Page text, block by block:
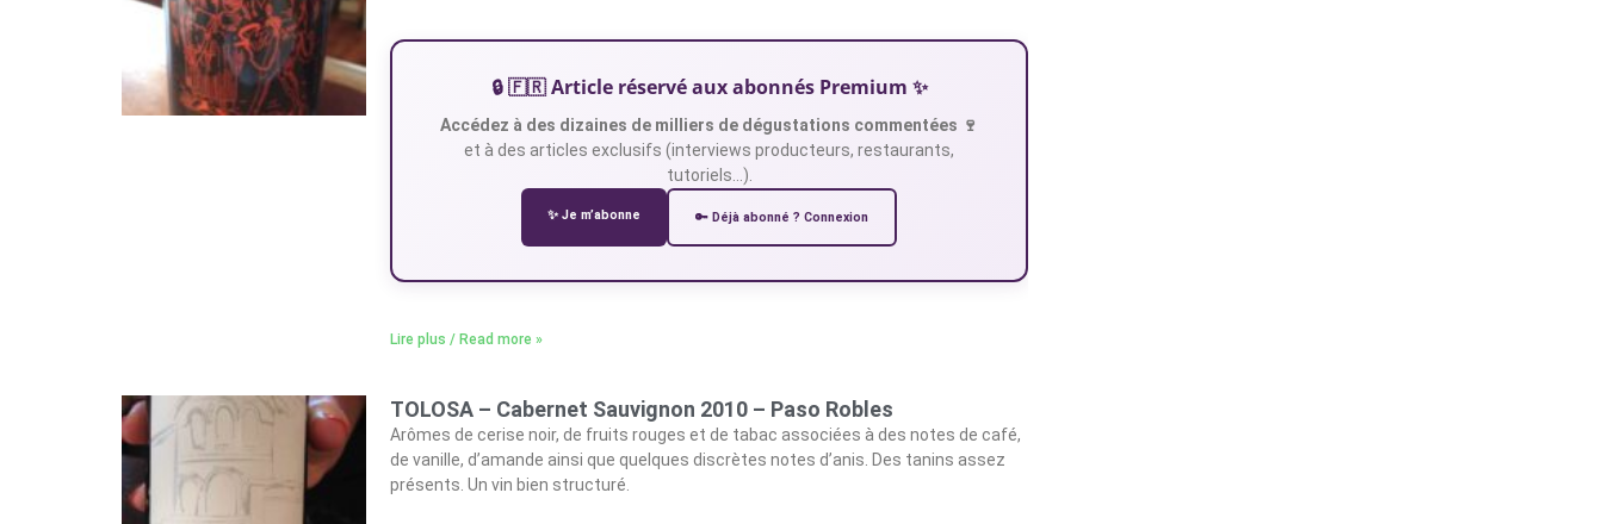
🔒 🇫🇷 Article réservé aux abonnés Premium ✨
Accédez à des dizaines de milliers de dégustations commentées 🍷
et à des articles exclusifs (interviews producteurs, restaurants,
tutoriels…).
✨ Je m’abonne 🔑 Déjà abonné ? Connexion
Lire plus / Read more »
TOLOSA – Cabernet Sauvignon 2010 – Paso Robles
Arômes de cerise noir, de fruits rouges et de tabac associées à des notes de café,
de vanille, d’amande ainsi que quelques discrètes notes d’anis. Des tanins assez
présents. Un vin bien structuré.